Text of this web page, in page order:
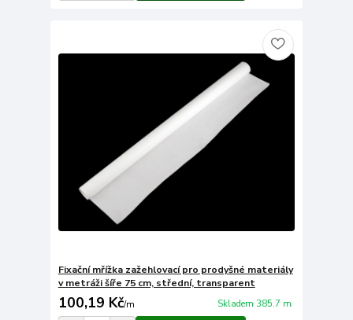
Fixační mřížka zažehlovací pro prodyšné materiály
v metráži šíře 75 cm, střední, transparent
100,19 Kč/m Skladem 385.7 m